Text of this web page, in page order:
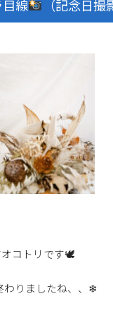
線 （記念日撮
オコトリです🕊
わりましたね、、❄︎